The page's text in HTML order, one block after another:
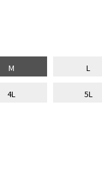
M L
4L 5L